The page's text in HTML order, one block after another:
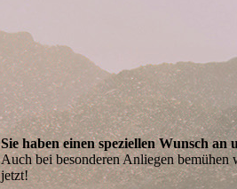
Sie haben einen speziellen Wunsch an
Auch bei besonderen Anliegen
jetzt!